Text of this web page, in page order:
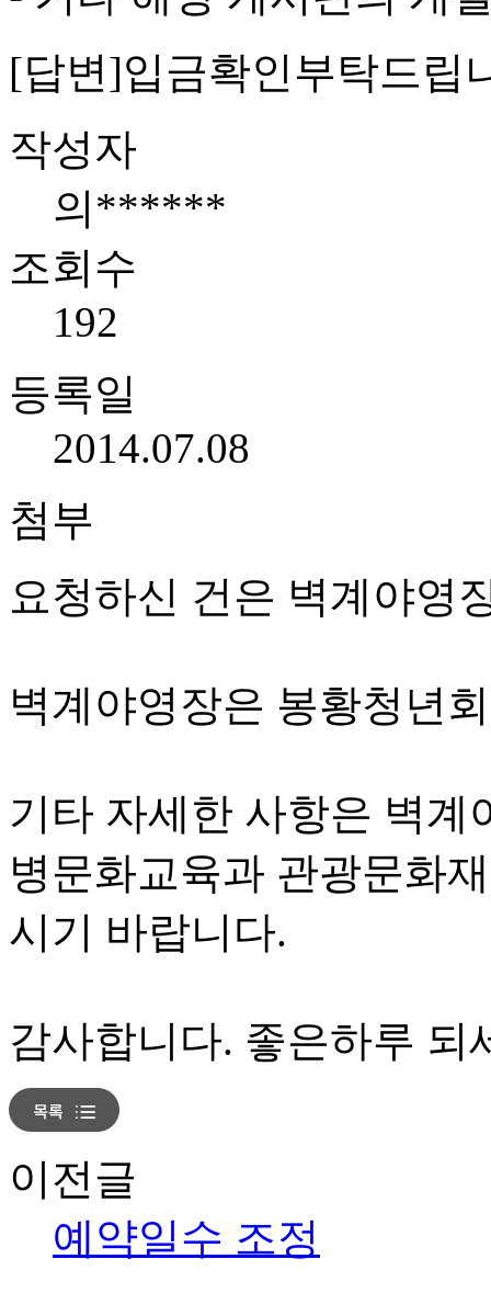
[답변]입금확인부탁드립
작성자
의******
조회수
192
등록일
2014.07.08
첨부
요청하신 건은 벽계야영
벽계야영장은 봉황청년
기타 자세한 사항은 벽계
병문화교육과 관광문화
시기 바랍니다.
감사합니다. 좋은하루 되
이전글
예약일수 조정